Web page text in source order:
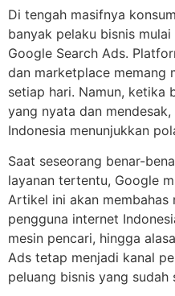
Di tengah masifnya
banyak pelaku bisnis
Google Search Ads.
dan marketplace memang
setiap hari. Namun, ketika
yang nyata dan
Indonesia menunjukkan
Saat seseorang benar-
layanan tertentu, Google
Artikel ini akan
pengguna internet
mesin pencari, hingga
Ads tetap menjadi kanal
peluang bisnis yang sudah